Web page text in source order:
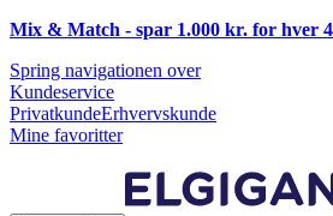
Mix & Match - spar 1.000 kr. for hver
Spring navigationen over
Kundeservice
PrivatkundeErhvervskunde
Mine favoritter